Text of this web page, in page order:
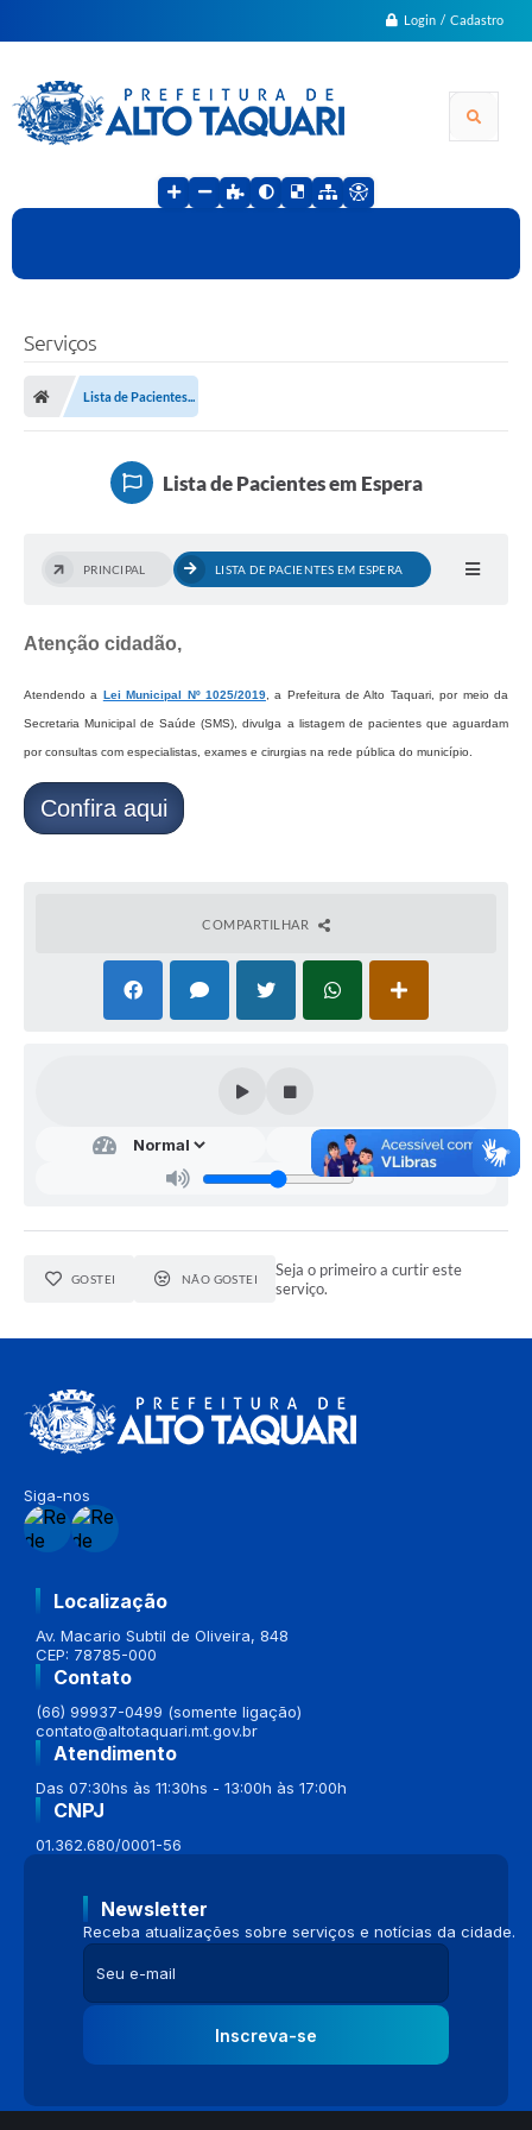
Login / Cadastro
Serviços
Lista de Pacientes...
Lista de Pacientes em Espera
PRINCIPAL LISTA DE PACIENTES EM ESPERA
Atenção cidadão,
Atendendo a Lei Municipal Nº 1025/2019, a Prefeitura de Alto Taquari, por meio da
Secretaria Municipal de Saúde (SMS), divulga a listagem de pacientes que aguardam
por consultas com especialistas, exames e cirurgias na rede pública do município.
Confira aqui
COMPARTILHAR
GOSTEI NÃO GOSTEI
Seja o primeiro a curtir este
serviço.
Siga-nos
Localização
Av. Macario Subtil de Oliveira, 848
CEP: 78785-000
Contato
(66) 99937-0499 (somente ligação)
contato@altotaquari.mt.gov.br
Atendimento
Das 07:30hs às 11:30hs - 13:00h às 17:00h
CNPJ
01.362.680/0001-56
Newsletter
Receba atualizações sobre serviços e notícias da cidade.
Inscreva-se